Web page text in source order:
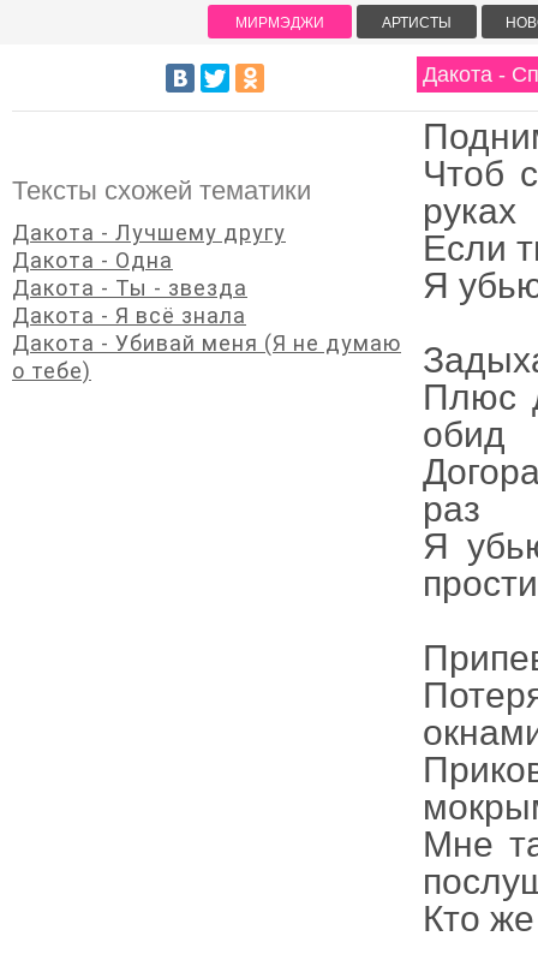
Дакота -
Чтоб
руках
Если
Я
Плюс
обид
раз
Я
Мне
Кто
Тексты схожей тематики
Дакота - Лучшему другу
Дакота - Одна
Дакота - Ты - звезда
Дакота - Я всё знала
Дакота - Убивай меня (Я не думаю
о тебе)
МИРМЭДЖИ АРТИСТЫ